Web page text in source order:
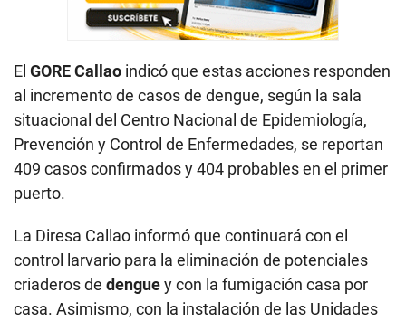
El GORE Callao indicó que estas acciones responden
al incremento de casos de dengue, según la sala
situacional del Centro Nacional de Epidemiología,
Prevención y Control de Enfermedades, se reportan
409 casos confirmados y 404 probables en el primer
puerto.
La Diresa Callao informó que continuará con el
control larvario para la eliminación de potenciales
criaderos de denguey con la fumigación casa por
casa. Asimismo, con la instalación de las Unidades